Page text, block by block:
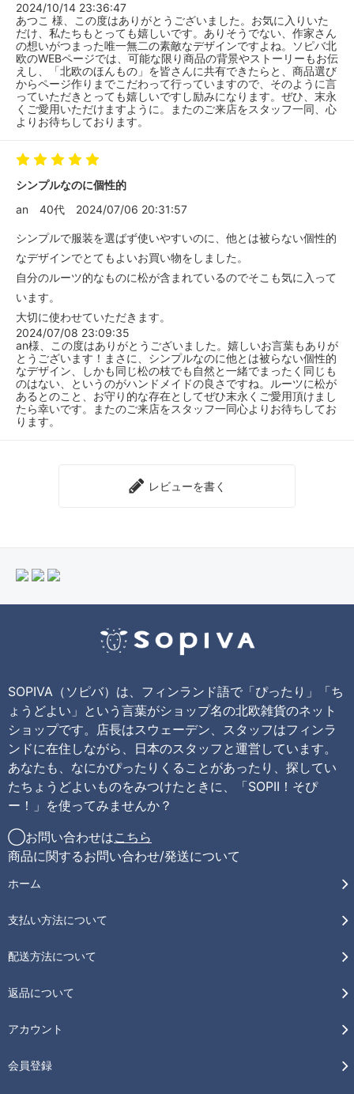
2024/10/14 23:36:47
あつこ 様、この度はありがとうございました。お気に入りいた
だけ、私たちもとっても嬉しいです。ありそうでない、作家さん
の想いがつまった唯一無二の素敵なデザインですよね。ソピバ北
欧のWEBページでは、可能な限り商品の背景やストーリーもお伝
えし、「北欧のほんもの」を皆さんに共有できたらと、商品選び
からページ作りまでこだわって行っていますので、そのように言
っていただきとっても嬉しいですし励みになります。ぜひ、末永
くご愛用いただけますように。またのご来店をスタッフ一同、心
よりお待ちしております。
シンプルなのに個性的
an
40代 2024/07/06 20:31:57
シンプルで服装を選ばず使いやすいのに、他とは被らない個性的
なデザインでとてもよいお買い物をしました。
自分のルーツ的なものに松が含まれているのでそこも気に入って
います。
大切に使わせていただきます。
2024/07/08 23:09:35
an様、この度はありがとうございました。嬉しいお言葉もありが
とうございます！まさに、シンプルなのに他とは被らない個性的
なデザイン、しかも同じ松の枝でも自然と一緒でまったく同じも
のはない、というのがハンドメイドの良さですね。ルーツに松が
あるとのこと、お守り的な存在としてぜひ末永くご愛用頂けまし
たら幸いです。またのご来店をスタッフ一同心よりお待ちしてお
ります。
レビューを書く
SOPIVA（ソピバ）は、フィンランド語で「ぴったり」「ち
ょうどよい」という言葉がショップ名の北欧雑貨のネット
ショップです。店長はスウェーデン、スタッフはフィンラ
ンドに在住しながら、日本のスタッフと運営しています。
あなたも、なにかぴったりくることがあったり、探してい
たちょうどよいものをみつけたときに、「SOPII！そぴ
ー！」を使ってみませんか？
◯お問い合わせはこちら
商品に関するお問い合わせ/発送について
ホーム
支払い方法について
配送方法について
返品について
アカウント
会員登録